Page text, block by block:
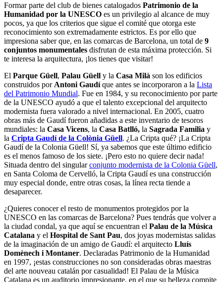
Formar parte del club de bienes catalogados Patrimonio de la
Humanidad por la UNESCO es un privilegio al alcance de muy
pocos, ya que los criterios que sigue el comité que otorga este
reconocimiento son extremadamente estrictos. Es por ello que
impresiona saber que, en las comarcas de Barcelona, un total de 9
conjuntos monumentales disfrutan de esta máxima protección. Si
te interesa la arquitectura, ¡los tienes que visitar!
El Parque Güell, Palau Güell y la Casa Milà son los edificios
construidos por Antoni Gaudíque antes se incorporaron a la Lista
del Patrimonio Mundial. Fue en 1984, y su reconocimiento por parte
de la UNESCO ayudó a que el talento excepcional del arquitecto
modernista fuera valorado a nivel internacional. En 2005, cuatro
obras más de Gaudí fueron añadidas a este inventario de tesoros
mundiales: la Casa Vicens, la Casa Batlló, la Sagrada Familia y
la Cripta Gaudí de la Colònia Güell. ¿La Cripta qué? ¡La Cripta
Gaudí de la Colonia Güell! Sí, ya sabemos que este último edificio
es el menos famoso de los siete. ¡Pero esto no quiere decir nada!
Situada dentro del singularconjunto modernista de la Colonia Güell,
en Santa Coloma de Cervelló, la Cripta Gaudí es una construcción
muy especial donde, entre otras cosas, la línea recta tiende a
desaparecer.
¿Quieres conocer el resto de monumentos protegidos por la
UNESCO en las comarcas de Barcelona? Pues tendrás que volver a
la ciudad condal, ya que aquí se encuentran el Palau de la Música
Catalana y el Hospital de Sant Pau, dos joyas modernistas salidas
de la imaginación de un amigo de Gaudí: el arquitecto Lluís
Domènech i Montaner. Declaradas Patrimonio de la Humanidad
en 1997, ¡estas construcciones no son consideradas obras maestras
del arte nouveau catalán por casualidad! El Palau de la Música
Catalana es un auditorio impresionante, en el que su belleza compite